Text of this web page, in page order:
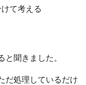
て考える
聞きました。
だ処理しているだけ